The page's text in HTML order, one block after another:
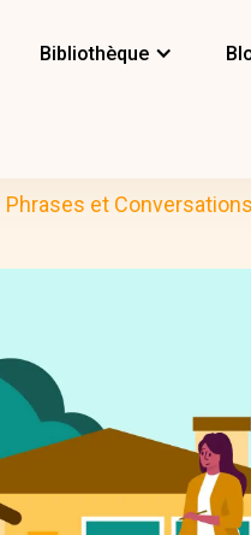
Bibliothèque
Phrases et Conversations